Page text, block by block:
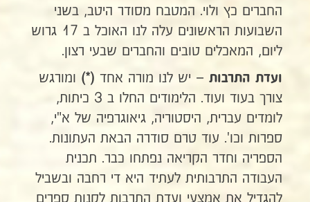
החברים כץ ולוי. המטבח מסודר היטב, בשני
השבועות הראשונים עלה לנו האוכל ב 17 גרוש
ליום, המאכלים טובים והחברים שבעי רצון.
ועדת התרבות – יש לנו מורה אחד (*) ומורגש
צורך בעוד ועוד. הלימודים החלו ב 3 כיתות,
לומדים עברית, היסטוריה, גיאוגרפיה של א"י,
ספרות וכו'. עוד טרם סודרה הבאת העתונות.
הספריה וחדר הקריאה נפתחו כבר. תכנית
העבודה התרבותית לעתיד היא די רחבה ובשביל
להגדיל את אמצעי ועדת התרבות לקנות ספרים